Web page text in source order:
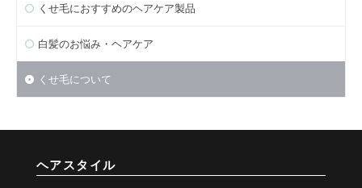
くせ毛におすすめのヘアケア製品
白髪のお悩み・ヘアケア
くせ毛について
ヘアスタイル